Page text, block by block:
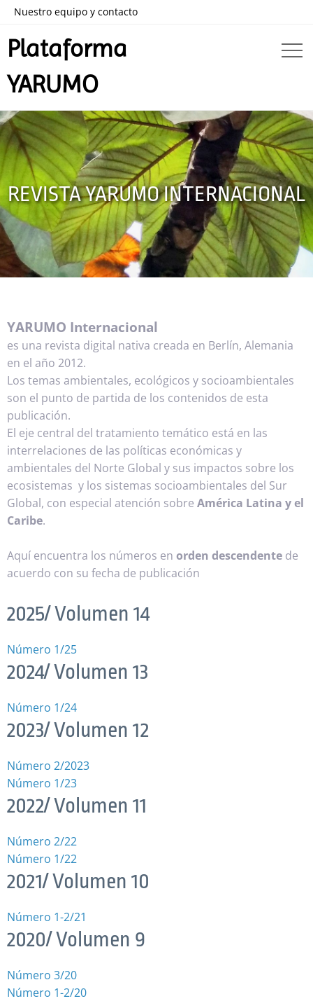
Nuestro equipo y contacto
Plataforma
YARUMO
REVISTA YARUMO INTERNACIONAL
YARUMO Internacional
es una revista digital nativa creada en Berlín, Alemania
en el año 2012.
Los temas ambientales, ecológicos y socioambientales
son el punto de partida de los contenidos de esta
publicación.
El eje central del tratamiento temático está en las
interrelaciones de las políticas económicas y
ambientales del Norte Global y sus impactos sobre los
ecosistemas y los sistemas socioambientales del Sur
Global, con especial atención sobre América Latina y el
Caribe.
Aquí encuentra los números en orden descendente de
acuerdo con su fecha de publicación
2025/ Volumen 14
Número 1/25
2024/ Volumen 13
Número 1/24
2023/ Volumen 12
Número 2/2023
Número 1/23
2022/ Volumen 11
Número 2/22
Número 1/22
2021/ Volumen 10
Número 1-2/21
2020/ Volumen 9
Número 3/20
Número 1-2/20